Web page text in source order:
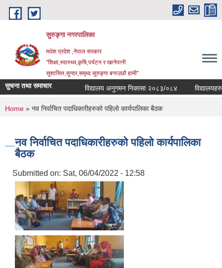
Skip to main content
सुरुङ्‍गा नगरपालिका
मधेश प्रदेश ,नेपाल सरकार
"शिक्षा,स्वास्थ्य,कृषि,पर्यटन र खानेपानी
सुशासित,सुन्दर,समृध्द सुरुङ्गा बनाउछौ हामी"
सुचना तथा समाचार विद्यालय अनुगमन निकासा २०८३/०८४
You are here
Home » नव निर्वाचित पदाधिकारीहरुको पहिलो कार्यपालिका बैठक
नव निर्वाचित पदाधिकारीहरुको पहिलो कार्यपालिका
बैठक
Submitted on: Sat, 06/04/2022 - 12:58